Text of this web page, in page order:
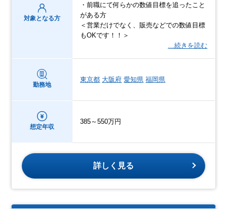
対象となる方
・前職にて何らかの数値目標を追ったこと
がある方
＜営業だけでなく、販売などでの数値目標
もOKです！！＞
…続きを読む
勤務地
東京都 大阪府 愛知県 福岡県
想定年収
385～550万円
詳しく見る